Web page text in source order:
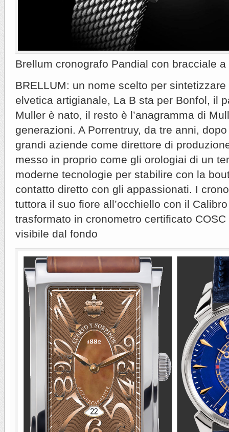
Brellum cronografo Pandial con bracciale
BRELLUM: un nome scelto per sintetizzare
elvetica artigianale, La B sta per Bonfol, il
Muller è nato, il resto è l’anagramma di
generazioni. A Porrentruy, da tre anni,
grandi aziende come direttore di
messo in proprio come gli orologiai di un
moderne tecnologie per stabilire con la
contatto diretto con gli appassionati. I
tuttora il suo fiore all’occhiello con il
trasformato in cronometro certificato
visibile dal fondo